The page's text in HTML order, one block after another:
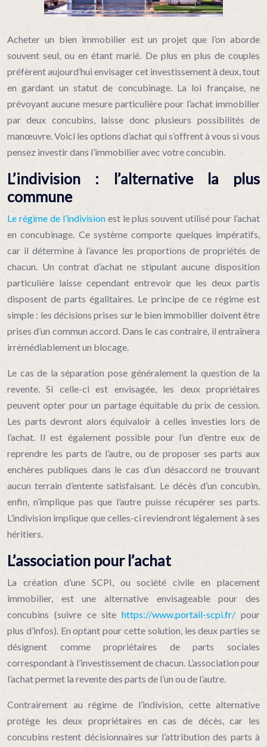
Acheter un bien immobilier est un projet que l’on aborde
souvent seul, ou en étant marié. De plus en plus de couples
préfèrent aujourd’hui envisager cet investissement à deux, tout
en gardant un statut de concubinage. La loi française, ne
prévoyant aucune mesure particulière pour l’achat immobilier
par deux concubins, laisse donc plusieurs possibilités de
manœuvre.Voici les options d’achat qui s’offrent à vous si vous
pensez investir dans l’immobilier avec votre concubin.
L’indivision : l’alternative la plus
commune
Le régime de l’indivision est le plus souvent utilisé pour l’achat
en concubinage. Ce système comporte quelques impératifs,
car il détermine à l’avance les proportions de propriétés de
chacun. Un contrat d’achat ne stipulant aucune disposition
particulière laisse cependant entrevoir que les deux partis
disposent de parts égalitaires. Le principe de ce régime est
simple : les décisions prises sur le bien immobilier doivent être
prises d’un commun accord. Dans le cas contraire, il entraînera
irrémédiablement un blocage.
Le cas de la séparation pose généralement la question de la
revente. Si celle-ci est envisagée, les deux propriétaires
peuvent opter pour un partage équitable du prix de cession.
Les parts devront alors équivaloir à celles investies lors de
l’achat. Il est également possible pour l’un d’entre eux de
reprendre les parts de l’autre, ou de proposer ses parts aux
enchères publiques dans le cas d’un désaccord ne trouvant
aucun terrain d’entente satisfaisant. Le décès d’un concubin,
enfin, n’implique pas que l’autre puisse récupérer ses parts.
L’indivision implique que celles-ci reviendront légalement à ses
héritiers.
L’association pour l’achat
La création d’une SCPI, ou société civile en placement
immobilier, est une alternative envisageable pour des
concubins (suivre ce sitehttps://www.portail-scpi.fr/pour
plus d’infos). En optant pour cette solution, les deux parties se
désignent comme propriétaires de parts sociales
correspondant à l’investissement de chacun. L’association pour
l’achat permet la revente des parts de l’un ou de l’autre.
Contrairement au régime de l’indivision, cette alternative
protège les deux propriétaires en cas de décès, car les
concubins restent décisionnaires sur l’attribution des parts à